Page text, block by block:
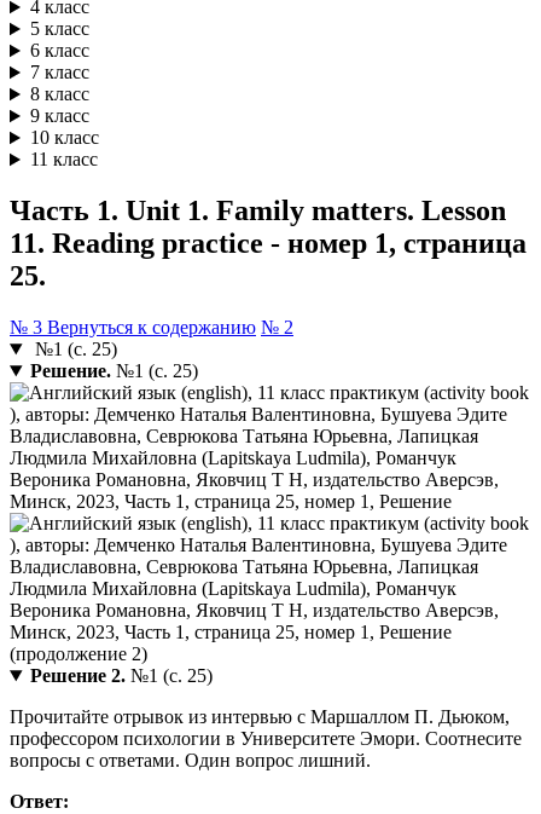
4 класс
5 класс
6 класс
7 класс
8 класс
9 класс
10 класс
11 класс
Часть 1. Unit 1. Family matters. Lesson
11. Reading practice - номер 1, страница
25.
№ 3 Вернуться к содержанию № 2
№1 (с. 25)
Решение.№1 (с. 25)
Решение 2.№1 (с. 25)
Прочитайте отрывок из интервью с Маршаллом П. Дьюком,
профессором психологии в Университете Эмори. Соотнесите
вопросы с ответами. Один вопрос лишний.
Ответ: